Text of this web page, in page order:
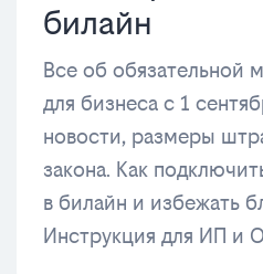
билайн
Все об обязательной
для бизнеса с 1
новости, размеры
закона. Как
в билайн и избежать
Инструкция для ИП и